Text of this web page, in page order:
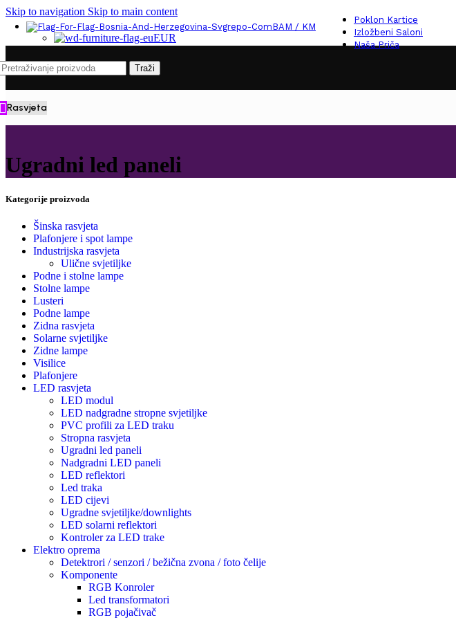
Skip to navigation Skip to main content
BAM / KM
EUR
Poklon Kartice
Izložbeni Saloni
Naša Priča
Traži
Rasvjeta
Ugradni led paneli
Kategorije proizvoda
Šinska rasvjeta
Plafonjere i spot lampe
Industrijska rasvjeta
Ulične svjetiljke
Podne i stolne lampe
Stolne lampe
Lusteri
Podne lampe
Zidna rasvjeta
Solarne svjetiljke
Zidne lampe
Visilice
Plafonjere
LED rasvjeta
LED modul
LED nadgradne stropne svjetiljke
PVC profili za LED traku
Stropna rasvjeta
Ugradni led paneli
Nadgradni LED paneli
LED reflektori
Led traka
LED cijevi
Ugradne svjetiljke/downlights
LED solarni reflektori
Kontroler za LED trake
Elektro oprema
Detektrori / senzori / bežična zvona / foto čelije
Komponente
RGB Konroler
Led transformatori
RGB pojačivač